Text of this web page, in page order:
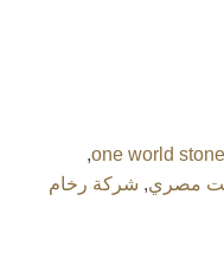
one world stone
,
مصري, شركة رخام